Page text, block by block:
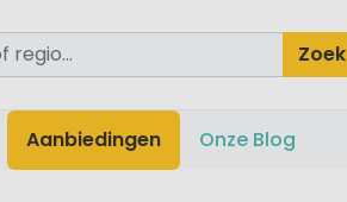
Zoek
Aanbiedingen Onze Blog